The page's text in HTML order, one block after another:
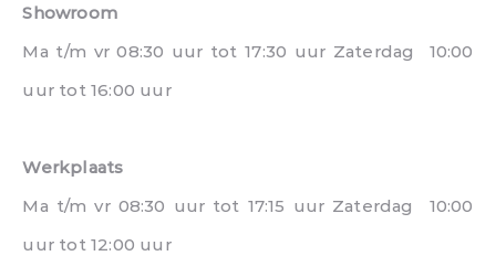
Showroom
Ma t/m vr 08:30 uur tot 17:30 uur Zaterdag 10:00
uur tot 16:00 uur
Werkplaats
Ma t/m vr 08:30 uur tot 17:15 uur Zaterdag 10:00
uur tot 12:00 uur